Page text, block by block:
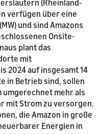
(Rheinland-
verfügen über eine
und sind Amazons
Onsite-
plant das
mit
2024 auf insgesamt 14
in Betrieb sind, sollen
umgerechnet mehr als
mit Strom zu versorgen.
die Amazon in große
Energien in